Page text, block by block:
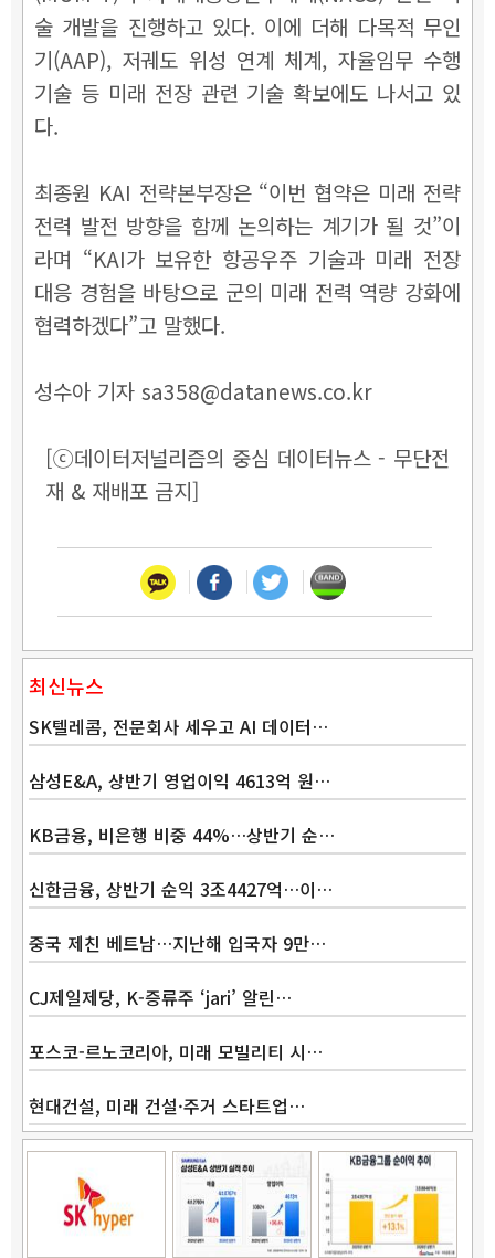
술 개발을 진행하고 있다. 이에 더해 다목적 무인
기(AAP), 저궤도 위성 연계 체계, 자율임무 수행
기술 등 미래 전장 관련 기술 확보에도 나서고 있
다.
최종원 KAI 전략본부장은 “이번 협약은 미래 전략
전력 발전 방향을 함께 논의하는 계기가 될 것”이
라며 “KAI가 보유한 항공우주 기술과 미래 전장
대응 경험을 바탕으로 군의 미래 전력 역량 강화에
협력하겠다”고 말했다.
성수아 기자 sa358@datanews.co.kr
[ⓒ데이터저널리즘의 중심 데이터뉴스 - 무단전
재 & 재배포 금지]
최신뉴스
SK텔레콤, 전문회사 세우고 AI 데이터…
삼성E&A, 상반기 영업이익 4613억 원…
KB금융, 비은행 비중 44%…상반기 순…
신한금융, 상반기 순익 3조4427억…이…
중국 제친 베트남…지난해 입국자 9만…
CJ제일제당, K-증류주 ‘jari’ 알린…
포스코-르노코리아, 미래 모빌리티 시…
현대건설, 미래 건설·주거 스타트업…